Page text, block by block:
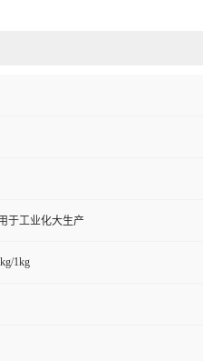
于工业化大生产
1kg